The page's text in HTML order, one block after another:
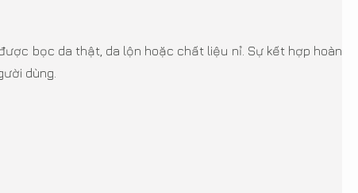
bọc da thật, da lộn hoặc chất liệu nỉ. Sự kết hợp hoàn
dùng.